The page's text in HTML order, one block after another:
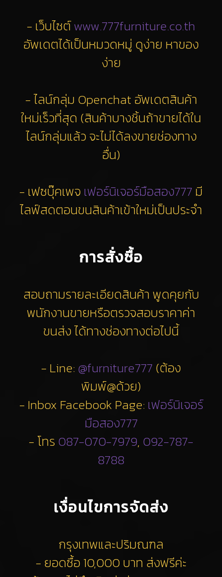
- เว็บไซต์www.777furniture.co.th
อัพเดตได้เป็นหมวดหมู่ ดูง่าย หาของ
ง่าย
- ไลน์กลุ่ม Openchat อัพเดตสินค้า
ใหม่เร็วที่สุด (สินค้าบางชิ้นถ้าขายได้ใน
ไลน์กลุ่มแล้ว จะไม่ได้ลงขายช่องทาง
อื่น)
- เฟซบุ๊คเพจ เฟอร์นิเจอร์มือสอง777 มี
ไลฟ์สดตอนขนสินค้าเข้าใหม่เป็นประจำ
การสั่งซื้อ
สอบถามรายละเอียดสินค้า พูดคุยกับ
พนักงานขายหรือตรวจสอบราคาค่า
ขนส่ง ได้ทางช่องทางต่อไปนี้
- Line: @furniture777 (ต้อง
พิมพ์@ด้วย)
- Inbox Facebook Page: เฟอร์นิเจอร์
มือสอง777
- โทร 087-070-7979, 092-787-
8788
เงื่อนไขการจัดส่ง
กรุงเทพและปริมณฑล
- ยอดซื้อ 10,000 บาท ส่งฟรีค่ะ